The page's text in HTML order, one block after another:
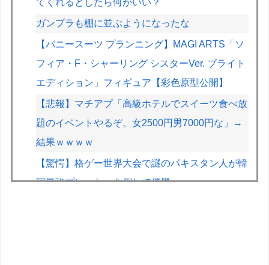
ガンプラも棚に並ぶようになったな
【バニースーツ プランニング】MAGI ARTS「ソ
フィア・F・シャーリング シスターVer. ブライト
エディション」フィギュア【彩色原型公開】
【悲報】マチアプ「高級ホテルでスイーツ食べ放
題のイベントやるぞ。女2500円男7000円な」→
結果ｗｗｗｗ
【驚愕】格ゲー世界大会で謎のパキスタン人が韓
国最強プレーヤーを倒して優勝ｗｗｗｗ